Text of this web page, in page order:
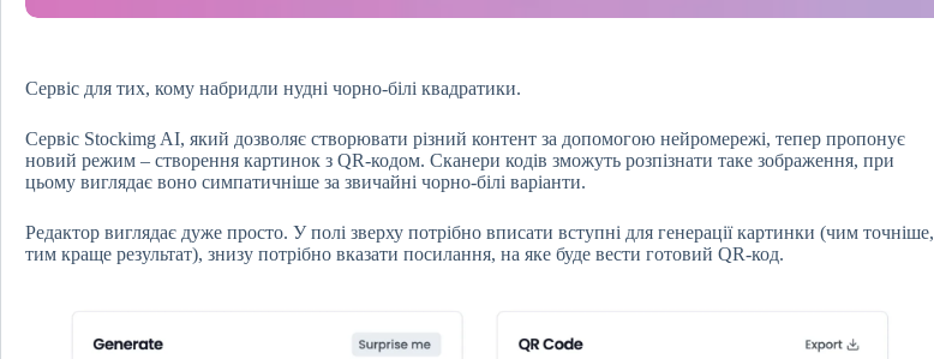
Сервіс для тих, кому набридли нудні чорно-білі квадратики.
Сервіс Stockimg AI, який дозволяє створювати різний контент за допомогою нейромережі, тепер пропонує
новий режим – створення картинок з QR-кодом. Сканери кодів зможуть розпізнати таке зображення, при
цьому виглядає воно симпатичніше за звичайні чорно-білі варіанти.
Редактор виглядає дуже просто. У полі зверху потрібно вписати вступні для генерації картинки (чим точніше,
тим краще результат), знизу потрібно вказати посилання, на яке буде вести готовий QR-код.